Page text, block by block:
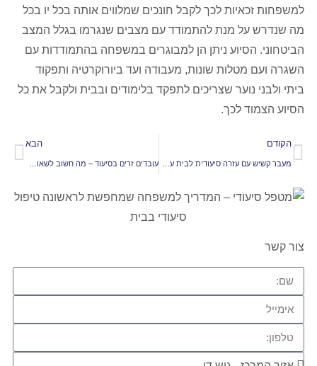
למשפחות זכאיות לכך לקבל חונכים שמלווים אותה בכל יו בכל
מה שנדרש על מנת להתמודד עם מצבים שנגרמו בגלל המצב
הביטחוני. הסיוע ניתן הן למבוגרים במשפחה בהתמודדות עם
השגרה ועם מטלות שונות, מעבודה ועד ביורוקרטיה ותפקוד
ביתי ולבני נוער שצריכים לתפקד בלימודים ובבית ולקבל את כל
הסיוע הצמוד לכך.
הקודם הבא
צור קשר